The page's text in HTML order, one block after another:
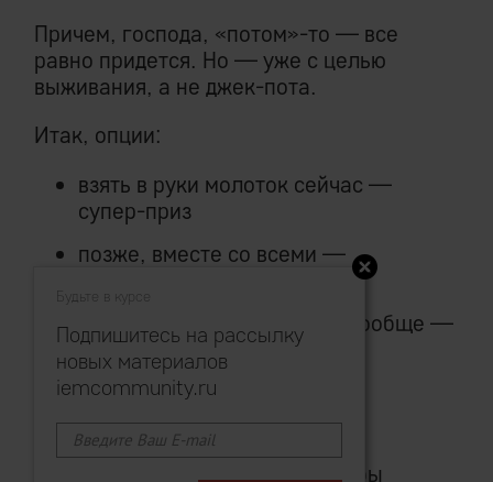
Будьте в курсе
Подпишитесь на рассылку
новых материалов
iemcommunity.ru
Причем, господа, «потом»-то — все
равно придется. Но — уже с целью
выживания, а не джек-пота.
Итак, опции:
взять в руки молоток сейчас —
супер-приз
позже, вместе со всеми —
проигнорировать молоток вообще —
вымирание
Выбрать правильный вариант,
безусловно, непросто.
Австралопитек, говорим, точно бы